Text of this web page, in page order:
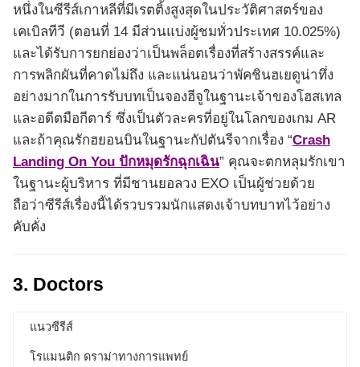
หนึ่งในซีรีส์เกาหลีที่มีเรตติ้งสูงสุดในประวัติศาสตร์ของ
เคเบิลทีวี (ตอนที่ 14 มีส่วนแบ่งผู้ชมทั่วประเทศ 10.025%)
และได้รับการยกย่องว่าเป็นพล็อตเรื่องที่สร้างสรรค์และ
การพลิกผันที่คาดไม่ถึง และแน่นอนว่าพัคชินฮเยดูน่าทึ่ง
อย่างมากในการรับบทเป็นจองฮีจูในฐานะเจ้าของโฮสเทล
และอดีตมือกีตาร์ ซึ่งเป็นตัวละครที่อยู่ในโลกของเกม AR
และถ้าคุณรักฮยอนบินในฐานะกัปตันรีจากเรื่อง “Crash
Landing On You ปักหมุดรักฉุกเฉิน” คุณจะตกหลุมรักเขา
ในฐานะผู้บริหาร ที่มีชานยอลวง EXO เป็นผู้ช่วยด้วย
ถือว่าซีรีส์เรื่องนี้ได้รวบรวมนักแสดงเจ้าบทบาทไว้อย่าง
คับคั่ง
3. Doctors
แนวซีรีส์
โรแมนติก ดราม่าทางการแพทย์